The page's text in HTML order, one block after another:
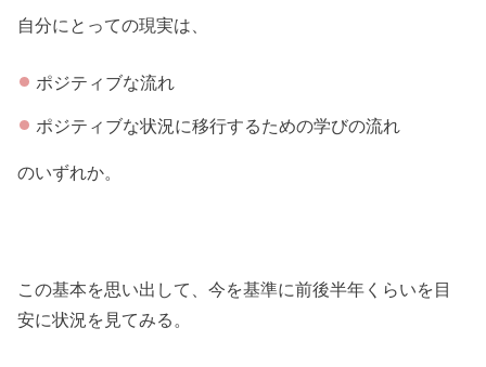
自分にとっての現実は、
ポジティブな流れ
ポジティブな状況に移行するための学びの流れ
のいずれか。
この基本を思い出して、今を基準に前後半年くらいを目
安に状況を見てみる。